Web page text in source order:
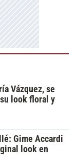
Vázquez, se
look floral y
Gime Accardi
look en